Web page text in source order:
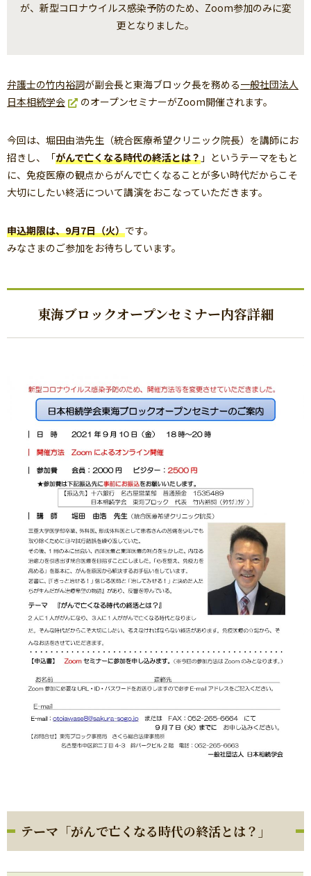
が、新型コロナウイルス感染予防のため、Zoom参加のみに変
更となりました。
弁護士の竹内裕詞が副会長と東海ブロック長を務める一般社団法人
日本相続学会
のオープンセミナーがZoom開催されます。
今回は、堀田由浩先生（統合医療希望クリニック院長）を講師にお
招きし、「がんで亡くなる時代の終活とは？ 」というテーマをもと
に、免疫医療の観点からがんで亡くなることが多い時代だからこそ
大切にしたい終活について講演をおこなっていただきます。
申込期限は、9月7日（火）です。
みなさまのご参加をお待ちしています。
東海ブロックオープンセミナー内容詳細
テーマ「がんで亡くなる時代の終活とは？」